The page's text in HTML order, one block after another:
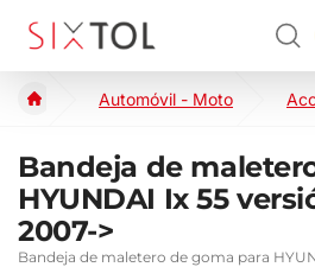
Automóvil - Moto
Bandeja de
HYUNDAI Ix 55
2007->
Bandeja de maletero de goma para